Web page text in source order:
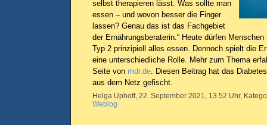
selbst therapieren lässt. Was sollte man
essen – und wovon besser die Finger
lassen? Genau das ist das Fachgebiet
der Ernährungsberaterin.“ Heute dürfen
Typ 2 prinzipiell alles essen. Dennoch spielt die
eine unterschiedliche Rolle. Mehr zum Thema
Seite von mdr.de . Diesen Beitrag hat das
aus dem Netz gefischt.
Helga Uphoff, 22. September 2021, 13.52 Uhr,
Weblog